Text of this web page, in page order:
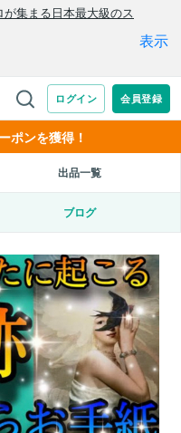
ポンを獲得！
出品一覧
ブログ